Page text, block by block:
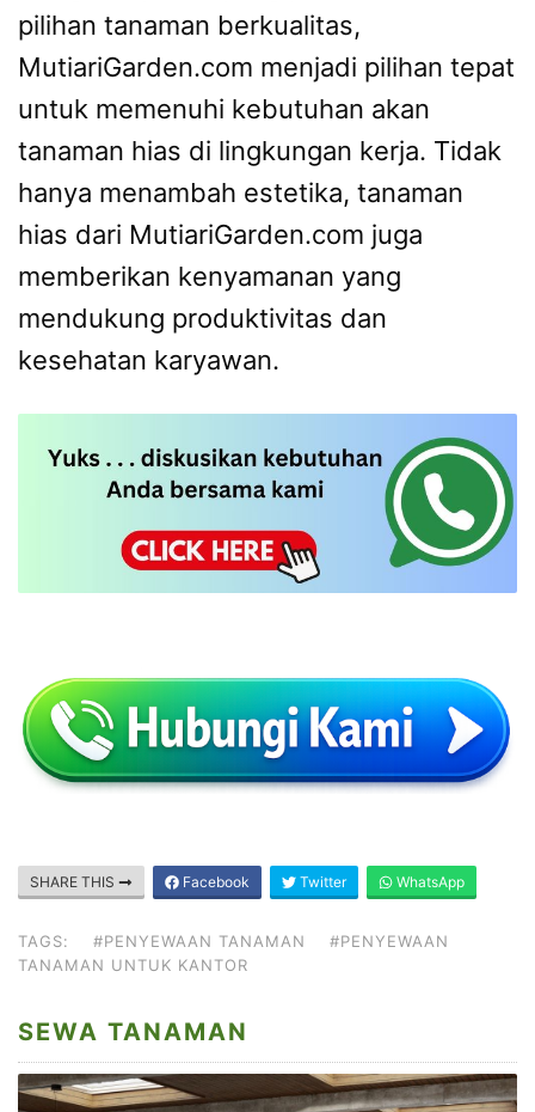
pilihan tanaman berkualitas,
MutiariGarden.com menjadi pilihan tepat
untuk memenuhi kebutuhan akan
tanaman hias di lingkungan kerja. Tidak
hanya menambah estetika, tanaman
hias dari MutiariGarden.com juga
memberikan kenyamanan yang
mendukung produktivitas dan
kesehatan karyawan.
SHARE THIS Facebook Twitter WhatsApp
TAGS: #PENYEWAAN TANAMAN
#PENYEWAAN
TANAMAN UNTUK KANTOR
SEWA TANAMAN